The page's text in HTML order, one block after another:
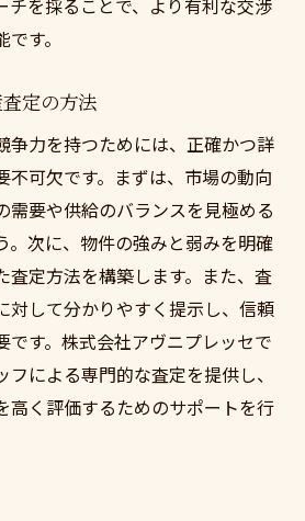
チを採ることで、より有利な交渉
す。
定の方法
争力を持つためには、正確かつ詳
不可欠です。まずは、市場の動向
需要や供給のバランスを見極める
。次に、物件の強みと弱みを明確
査定方法を構築します。また、査
対して分かりやすく提示し、信頼
です。株式会社アヴニプレッセで
による専門的な査定を提供し、
高く評価するためのサポートを行